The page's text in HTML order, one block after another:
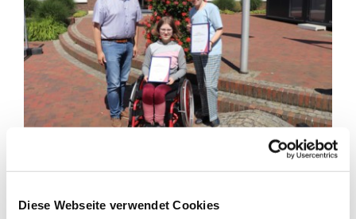
Diese Webseite verwendet Cookies
Christine Tinnefeld und Franziska Sanders haben
„Engagementlotsen für Ehrenamtliche in Niedersachsen“